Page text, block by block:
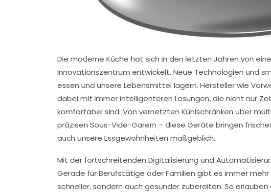
Die moderne Küche hat sich in den letzten Jahren von
Innovationszentrum entwickelt. Neue Technologien und
essen und unsere Lebensmittel lagern. Hersteller wie
dabei mit immer intelligenteren Lösungen, die nicht nur
komfortabel sind. Von vernetzten Kühlschränken über
präzisen Sous-Vide-Garern – diese Geräte bringen
auch unsere Essgewohnheiten maßgeblich.
Mit der fortschreitenden Digitalisierung und
Gerade für Berufstätige oder Familien gibt es immer
schneller, sondern auch gesünder zubereiten. So